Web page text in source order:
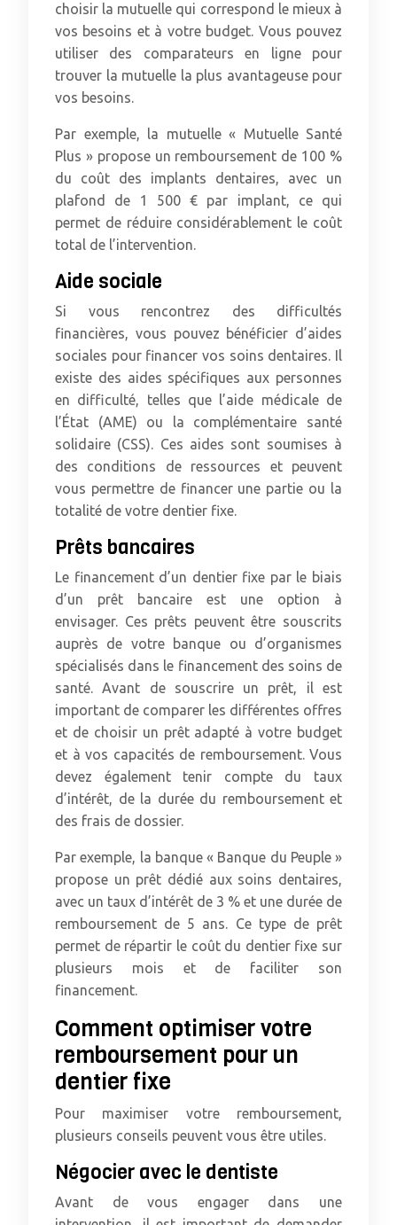
choisir la mutuelle qui correspond le mieux à
vos besoins et à votre budget. Vous pouvez
utiliser des comparateurs en ligne pour
trouver la mutuelle la plus avantageuse pour
vos besoins.
Par exemple, la mutuelle « Mutuelle Santé
Plus » propose un remboursement de 100 %
du coût des implants dentaires, avec un
plafond de 1 500 € par implant, ce qui
permet de réduire considérablement le coût
total de l’intervention.
Aide sociale
Si vous rencontrez des difficultés
financières, vous pouvez bénéficier d’aides
sociales pour financer vos soins dentaires. Il
existe des aides spécifiques aux personnes
en difficulté, telles que l’aide médicale de
l’État (AME) ou la complémentaire santé
solidaire (CSS). Ces aides sont soumises à
des conditions de ressources et peuvent
vous permettre de financer une partie ou la
totalité de votre dentier fixe.
Prêts bancaires
Le financement d’un dentier fixe par le biais
d’un prêt bancaire est une option à
envisager. Ces prêts peuvent être souscrits
auprès de votre banque ou d’organismes
spécialisés dans le financement des soins de
santé. Avant de souscrire un prêt, il est
important de comparer les différentes offres
et de choisir un prêt adapté à votre budget
et à vos capacités de remboursement. Vous
devez également tenir compte du taux
d’intérêt, de la durée du remboursement et
des frais de dossier.
Par exemple, la banque « Banque du Peuple »
propose un prêt dédié aux soins dentaires,
avec un taux d’intérêt de 3 % et une durée de
remboursement de 5 ans. Ce type de prêt
permet de répartir le coût du dentier fixe sur
plusieurs mois et de faciliter son
financement.
Comment optimiser votre
remboursement pour un
dentier fixe
Pour maximiser votre remboursement,
plusieurs conseils peuvent vous être utiles.
Négocier avec le dentiste
Avant de vous engager dans une